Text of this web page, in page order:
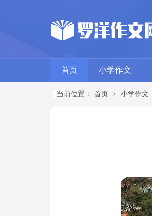
首页 小学作文
当前位置： 首页 > 小学作文